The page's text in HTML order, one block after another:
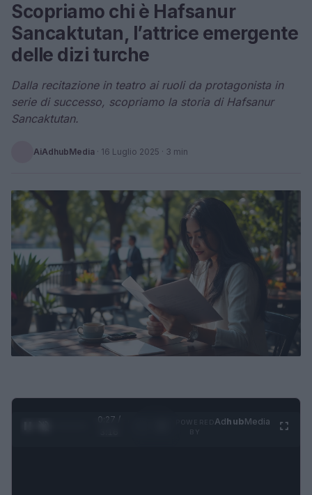
Scopriamo chi è Hafsanur
Sancaktutan, l’attrice emergente
delle dizi turche
Dalla recitazione in teatro ai ruoli da protagonista in
serie di successo, scopriamo la storia di Hafsanur
Sancaktutan.
AiAdhubMedia · 16 Luglio 2025 · 3 min
0:28 /
AdhubMedia